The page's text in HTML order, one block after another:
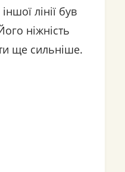
лінії був
ніжність
ще сильніше.